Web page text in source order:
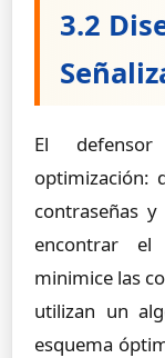
3.2
El
optimización:
contraseñas
encontrar el
minimice las
utilizan un
esquema